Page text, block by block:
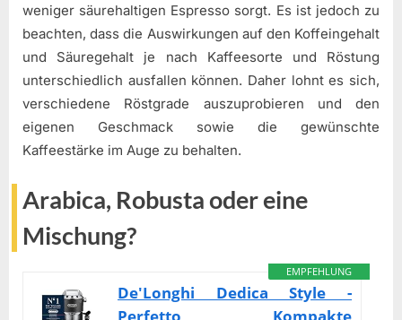
weniger säurehaltigen Espresso sorgt. Es ist jedoch zu
beachten, dass die Auswirkungen auf den Koffeingehalt
und Säuregehalt je nach Kaffeesorte und Röstung
unterschiedlich ausfallen können. Daher lohnt es sich,
verschiedene Röstgrade auszuprobieren und den
eigenen Geschmack sowie die gewünschte
Kaffeestärke im Auge zu behalten.
Arabica, Robusta oder eine
Mischung?
EMPFEHLUNG
De'Longhi Dedica Style -
Perfetto Kompakte